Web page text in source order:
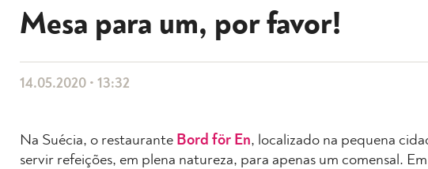
Mesa para um, por favor!
14.05.2020 • 13:32
Na Suécia, o restaurante Bord för En, localizado na pequena
servir refeições, em plena natureza, para apenas um comensal.